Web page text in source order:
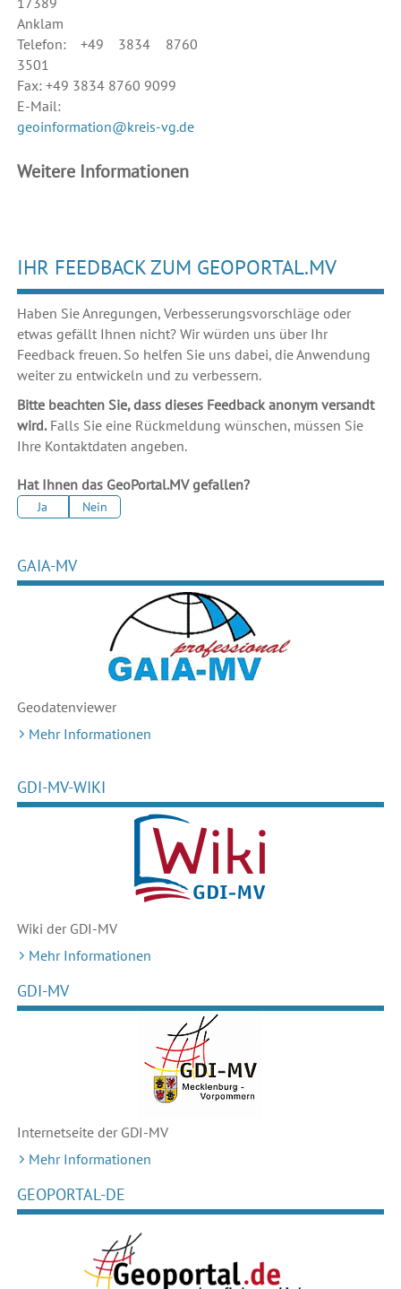
Anklam
Telefon: +49 3834 8760
3501
Fax: +49 3834 8760 9099
E-Mail:
geoinformation@kreis-vg.de
Weitere Informationen
IHR FEEDBACK ZUM GEOPORTAL.MV
Haben Sie Anregungen, Verbesserungsvorschläge oder
etwas gefällt Ihnen nicht? Wir würden uns über Ihr
Feedback freuen. So helfen Sie uns dabei, die Anwendung
weiter zu entwickeln und zu verbessern.
Bitte beachten Sie, dass dieses Feedback anonym versandt
wird.Falls Sie eine Rückmeldung wünschen, müssen Sie
Ihre Kontaktdaten angeben.
Hat Ihnen das GeoPortal.MV gefallen?
Ja Nein
GAIA-MV
Geodatenviewer
Mehr Informationen
GDI-MV-WIKI
Wiki der GDI-MV
Mehr Informationen
GDI-MV
Internetseite der GDI-MV
Mehr Informationen
GEOPORTAL-DE